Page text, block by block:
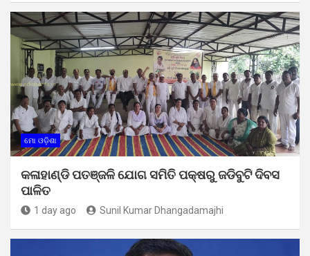
ମୋ ଓଡ଼ିଶା
କଳାହାଣ୍ଡି ପତଞ୍ଜଳି ଯୋଗ ସମିତି ପକ୍ଷରୁ ଜଡିବୁଟି ଦିବସ
ପାଳିତ
1 day ago Sunil Kumar Dhangadamajhi